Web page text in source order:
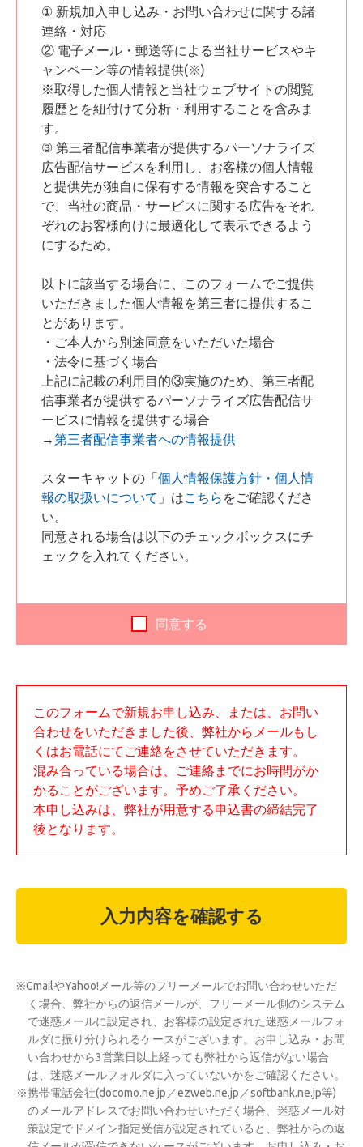
① 新規加入申し込み・お問い合わせに関する諸
連絡・対応
② 電子メール・郵送等による当社サービスやキ
ャンペーン等の情報提供(※)
※取得した個人情報と当社ウェブサイトの閲覧
履歴とを紐付けて分析・利用することを含みま
す。
③ 第三者配信事業者が提供するパーソナライズ
広告配信サービスを利用し、お客様の個人情報
と提供先が独自に保有する情報を突合すること
で、当社の商品・サービスに関する広告をそれ
ぞれのお客様向けに最適化して表示できるよう
にするため。
以下に該当する場合に、このフォームでご提供
いただきました個人情報を第三者に提供するこ
とがあります。
・ご本人から別途同意をいただいた場合
・法令に基づく場合
上記に記載の利用目的③実施のため、第三者配
信事業者が提供するパーソナライズ広告配信サ
ービスに情報を提供する場合
→第三者配信事業者への情報提供
スターキャットの「個人情報保護方針・個人情
報の取扱いについて 」はこちら をご確認くださ
い。
同意される場合は以下のチェックボックスにチ
ェックを入れてください。
同意する
このフォームで新規お申し込み、または、お問い
合わせをいただきました後、弊社からメールもし
くはお電話にてご連絡をさせていただきます。
混み合っている場合は、ご連絡までにお時間がか
かることがございます。予めご了承ください。
本申し込みは、弊社が用意する申込書の締結完了
後となります。
入力内容を確認する
※GmailやYahoo!メール等のフリーメールでお問い合わせいただ
く場合、弊社からの返信メールが、フリーメール側のシステム
で迷惑メールに設定され、お客様の設定された迷惑メールフォ
ルダに振り分けられるケースがございます。お申し込み・お問
い合わせから3営業日以上経っても弊社から返信がない場合
は、迷惑メールフォルダに入っていないかをご確認ください。
※携帯電話会社(docomo.ne.jp／ezweb.ne.jp／softbank.ne.jp等)
のメールアドレスでお問い合わせいただく場合、迷惑メール対
策設定でドメイン指定受信が設定されていると、弊社からの返